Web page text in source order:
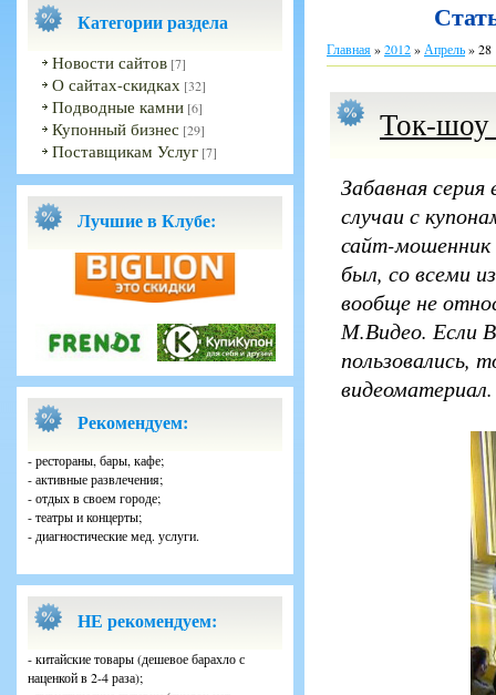
Категории раздела
Новости сайтов [7]
О сайтах-скидках [32]
Подводные камни [6]
Купонный бизнес [29]
Поставщикам Услуг [7]
Лучшие в Клубе:
Рекомендуем:
- рестораны, бары, кафе;
- активные развлечения;
- отдых в своем городе;
- театры и концерты;
- диагностические мед. услуги.
НЕ рекомендуем:
- китайские товары (дешевое барахло с
наценкой в 2-4 раза);
Главная»2012» Апрель»28
Ток-шоу
Забавная
случаи с
сайт-мошенник
был, со всеми
вообще не
М.Видео. Если
пользовались,
видеоматериал.